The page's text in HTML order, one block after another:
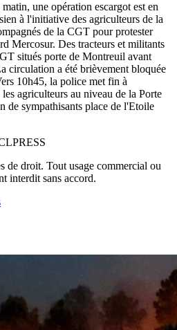
une opération escargot est en
à l'initiative des agriculteurs de la
de la CGT pour protester
Mercosur. Des tracteurs et militants
situés porte de Montreuil avant
circulation a été brièvement bloquée
10h45, la police met fin à
agriculteurs au niveau de la Porte
de sympathisants place de l'Etoile
de droit. Tout usage commercial ou
interdit sans accord.